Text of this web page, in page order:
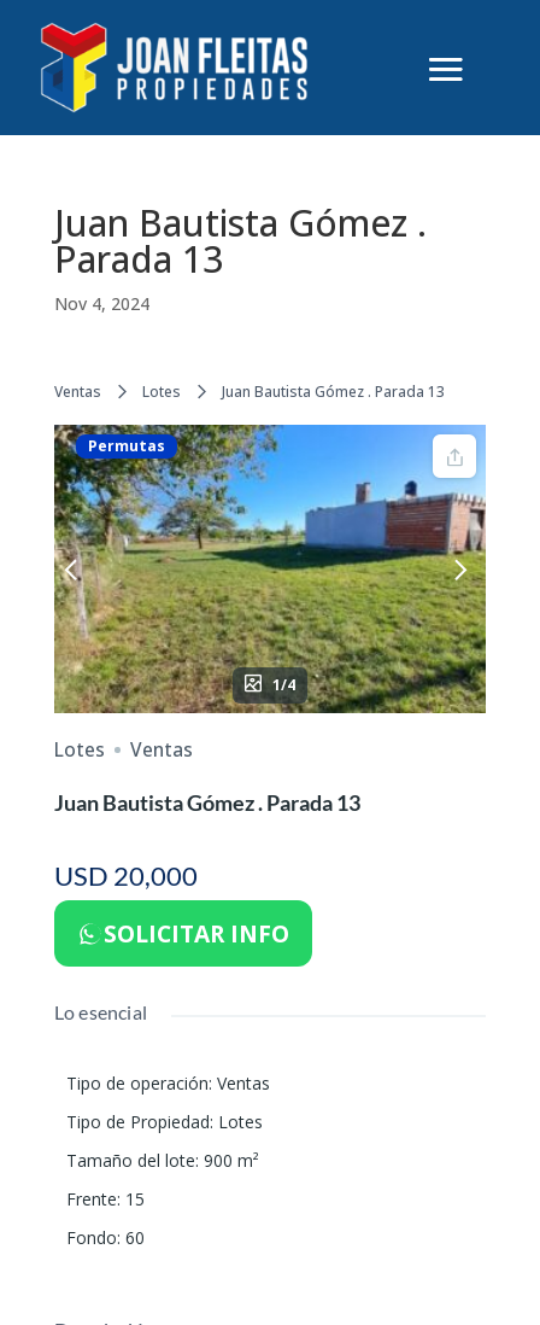
Juan Bautista Gómez .
Parada 13
Nov 4, 2024
Ventas Lotes Juan Bautista Gómez . Parada 13
Permutas
1/4
Lotes
Ventas
Juan Bautista Gómez . Parada 13
USD 20,000
SOLICITAR INFO
Lo esencial
Tipo de operación: Ventas
Tipo de Propiedad: Lotes
Tamaño del lote: 900 m²
Frente: 15
Fondo: 60